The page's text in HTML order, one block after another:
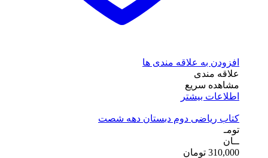
افزودن به علاقه مندی ها
علاقه مندی
مشاهده سریع
اطلاعات بیشتر
کتاب ریاضی دوم دبستان دهه شصت
تومـ
ــان
310,000 تومان